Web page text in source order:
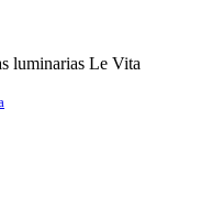
luminarias Le Vita